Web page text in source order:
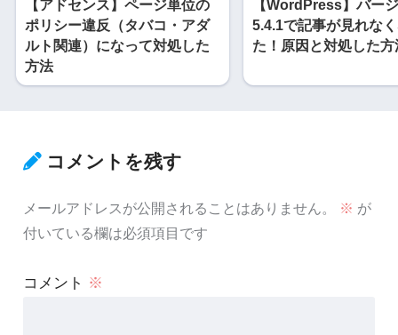
【アドセンス】ページ単位の
ポリシー違反（タバコ・アダ
ルト関連）になって対処した
方法
【WordPress】バー
5.4.1で記事が見れな
た！原因と対処した方
コメントを残す
メールアドレスが公開されることはありません。 ※ が
付いている欄は必須項目です
コメント ※